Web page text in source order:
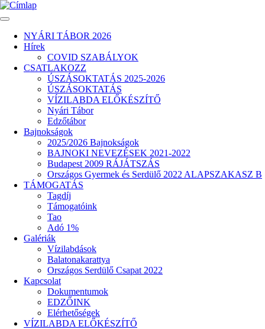
Ugrás
a
Fő
navigáció
NYÁRI TÁBOR 2026
Hírek
COVID SZABÁLYOK
CSATLAKOZZ
ÚSZÁSOKTATÁS 2025-2026
ÚSZÁSOKTATÁS
VÍZILABDA ELŐKÉSZÍTŐ
Nyári Tábor
Edzőtábor
Bajnokságok
2025/2026 Bajnokságok
BAJNOKI NEVEZÉSEK 2021-2022
Budapest 2009 RÁJÁTSZÁS
Országos Gyermek és Serdülő 2022 ALAPSZAKASZ B
TÁMOGATÁS
Tagdíj
Támogatóink
Tao
Adó 1%
Galériák
Vízilabdások
Balatonakarattya
Országos Serdülő Csapat 2022
Kapcsolat
Dokumentumok
EDZŐINK
Elérhetőségek
VÍZILABDA ELŐKÉSZÍTŐ